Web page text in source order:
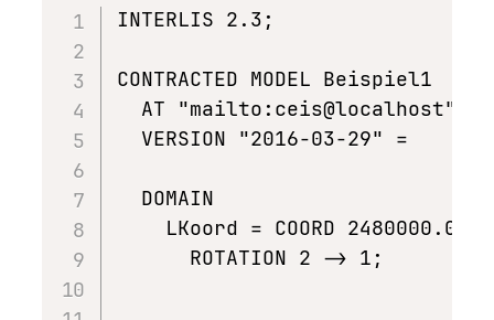
INTERLIS 2.3;
CONTRACTED MODEL Beispiel1
  AT "mailto:ceis@localhost"
  VERSION "2016-03-29" =
  DOMAIN
LKoord = COORD 2480000.00
      ROTATION 2 -> 1;